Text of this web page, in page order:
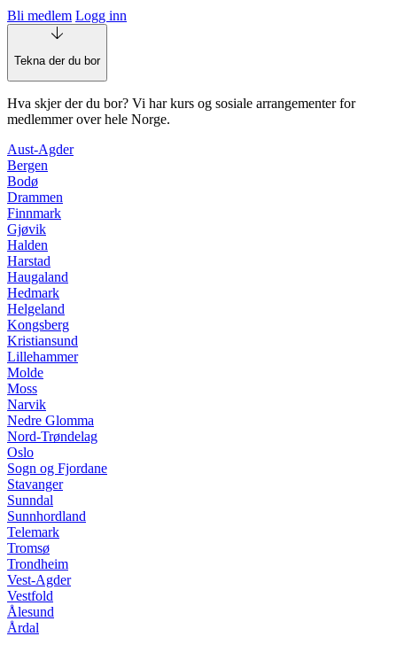
Bli medlem Logg inn
Tekna der du bor
Hva skjer der du bor? Vi har kurs og sosiale arrangementer for
medlemmer over hele Norge.
Aust-Agder
Bergen
Bodø
Drammen
Finnmark
Gjøvik
Halden
Harstad
Haugaland
Hedmark
Helgeland
Kongsberg
Kristiansund
Lillehammer
Molde
Moss
Narvik
Nedre Glomma
Nord-Trøndelag
Oslo
Sogn og Fjordane
Stavanger
Sunndal
Sunnhordland
Telemark
Tromsø
Trondheim
Vest-Agder
Vestfold
Ålesund
Årdal